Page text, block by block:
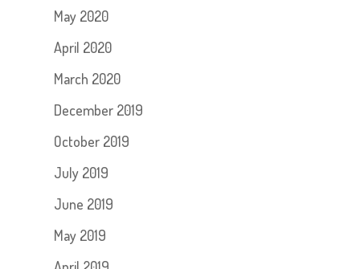
May 2020
April 2020
March 2020
December 2019
October 2019
July 2019
June 2019
May 2019